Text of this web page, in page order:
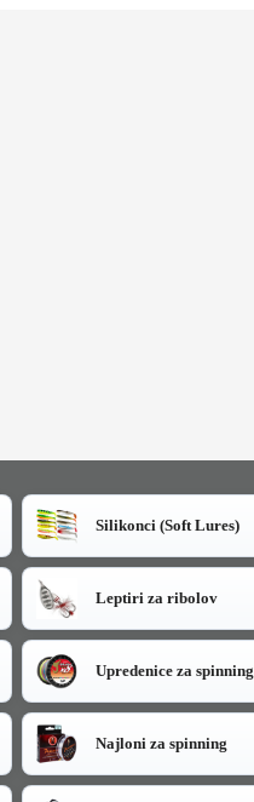
Silikonci (Soft Lures)
Leptiri za ribolov
Upredenice za spinning
Najloni za spinning